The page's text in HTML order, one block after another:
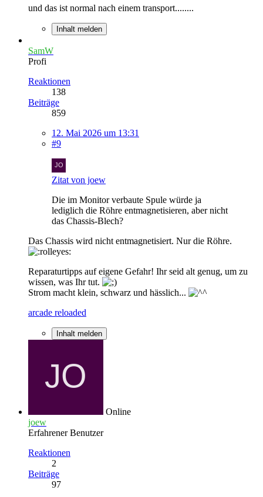
und das ist normal nach einem transport........
Inhalt melden
SamW
Profi
Reaktionen
138
Beiträge
859
12. Mai 2026 um 13:31
#9
Zitat von joew
Die im Monitor verbaute Spule würde ja
lediglich die Röhre entmagnetisieren, aber nicht
das Chassis-Blech?
Das Chassis wird nicht entmagnetisiert. Nur die Röhre.
Reparaturtipps auf eigene Gefahr! Ihr seid alt genug, um zu
wissen, was Ihr tut.
Strom macht klein, schwarz und hässlich...
arcade reloaded
Inhalt melden
Online
joew
Erfahrener Benutzer
Reaktionen
2
Beiträge
97